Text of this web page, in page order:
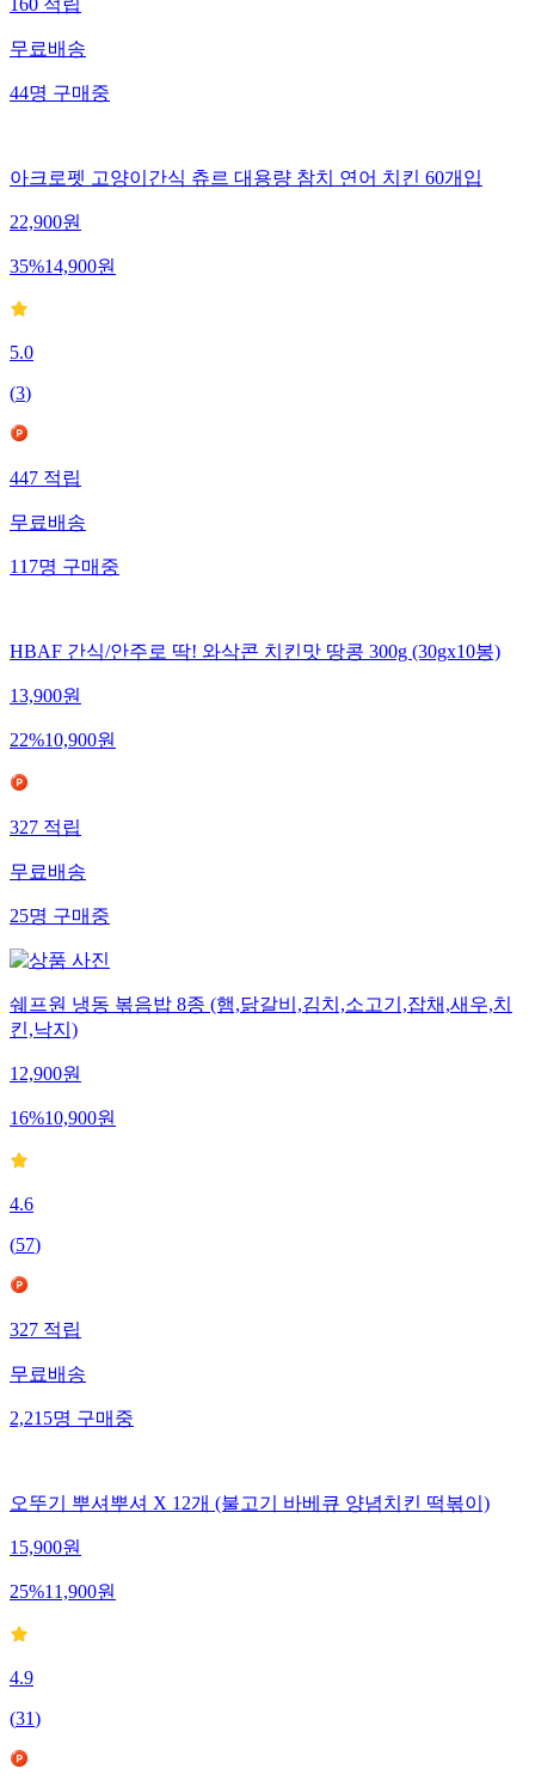
160적립
무료배송
44명구매중
아크로펫 고양이간식 츄르 대용량 참치 연어 치킨 60개입
22,900원
35%14,900원
5.0
(3)
447적립
무료배송
117명구매중
HBAF 간식/안주로 딱! 와삭콘 치킨맛 땅콩 300g (30gx10봉)
13,900원
22%10,900원
327적립
무료배송
25명구매중
쉐프원 냉동 볶음밥 8종 (햄,닭갈비,김치,소고기,잡채,새우,치
킨,낙지)
12,900원
16%10,900원
4.6
(57)
327적립
무료배송
2,215명구매중
오뚜기 뿌셔뿌셔 X 12개 (불고기 바베큐 양념치킨 떡볶이)
15,900원
25%11,900원
4.9
(31)